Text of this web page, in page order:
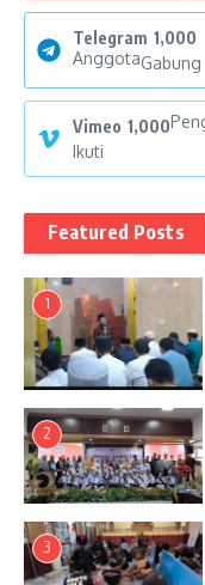
Telegram 1,000
AnggotaGabung
Vimeo 1,000
Ikuti
Featured Posts
1
2
3